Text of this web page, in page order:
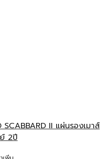
II แผ่นรองเมาส์
2ปี